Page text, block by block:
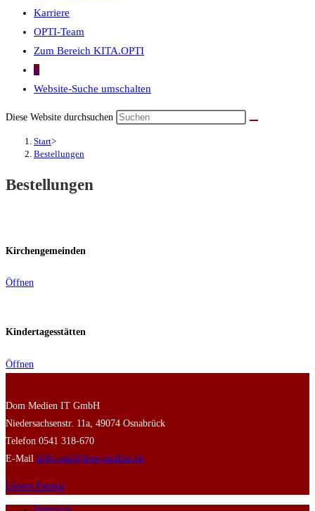
Karriere
OPTI-Team
Zum Bereich KITA.OPTI
0
Website-Suche umschalten
Diese Website durchsuchen
Start>
Bestellungen
Bestellungen
Kirchengemeinden
Öffnen
Kindertagesstätten
Öffnen
Dom Medien IT GmbH
Niedersachsenstr. 11a, 49074 Osnabrück
Telefon 0541 318-670
E-Mail hilfe.opti@dom-medien.de
Unsere Partner
Impressum